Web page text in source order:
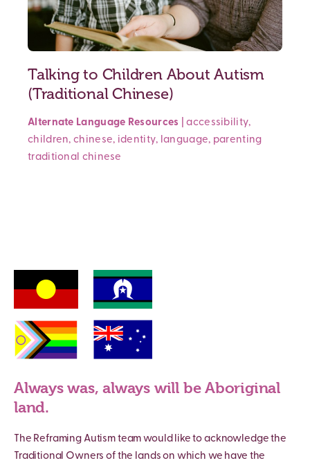
Talking to Children About Autism
(Traditional Chinese)
Alternate Language Resources |accessibility,
children,chinese, identity, language, parenting
traditional chinese
Always was, always will be Aboriginal
land.
The Reframing Autism team would like to acknowledge the
Traditional Owners of the lands on which we have the